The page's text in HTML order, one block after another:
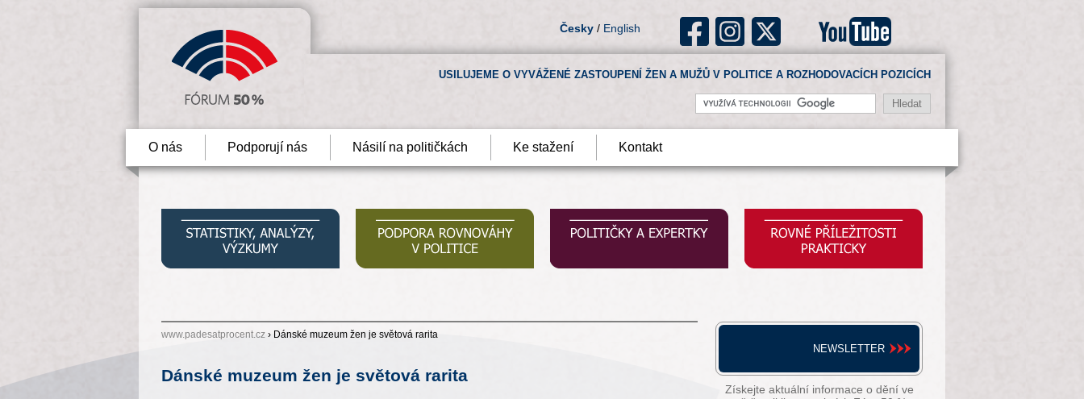
Česky / English
USILUJEME O VYVÁŽENÉ ZASTOUPENÍ ŽEN A MUŽŮ V POLITICE A ROZHODOVACÍCH POZICÍCH
O nás Podporují nás Násilí na političkách Ke stažení Kontakt
www.padesatprocent.cz › Dánské muzeum žen je světová rarita
Dánské muzeum žen je světová rarita
NEWSLETTER
Získejte aktuální informace o dění ve